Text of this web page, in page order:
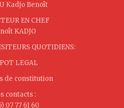
Kadjo Benoît
EN CHEF
KADJO
QUOTIDIENS:
LEGAL
de constitution
contacts :
07 77 61 60